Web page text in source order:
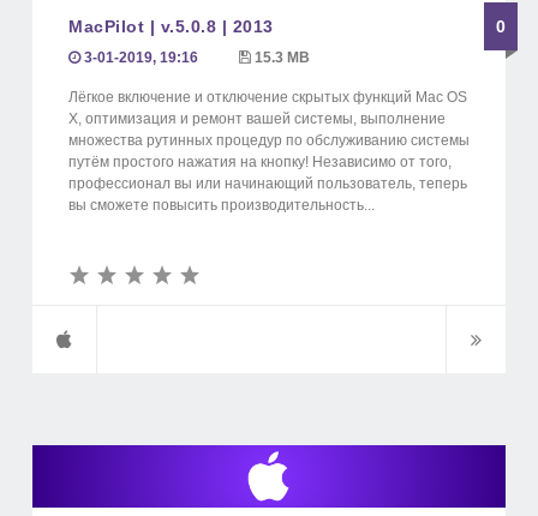
MacPilot | v.5.0.8 | 2013 0
3-01-2019, 19:16 15.3 MB
Лёгкое включение и отключение скрытых функций Mac OS
X, оптимизация и ремонт вашей системы, выполнение
множества рутинных процедур по обслуживанию системы
путём простого нажатия на кнопку! Независимо от того,
профессионал вы или начинающий пользователь, теперь
вы сможете повысить производительность...